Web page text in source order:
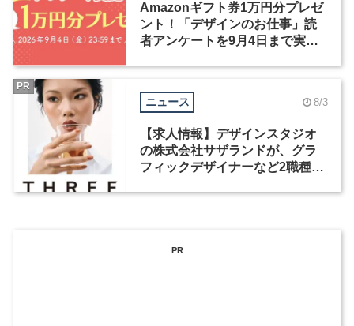
Amazonギフト券1万円分プレゼ
ント！「デザインのお仕事」読
者アンケートを9月4日まで実施
ニュース 8/3
【求人情報】デザインスタジオ
の株式会社サザランドが、グラ
フィックデザイナーなど2職種を
PR
PR